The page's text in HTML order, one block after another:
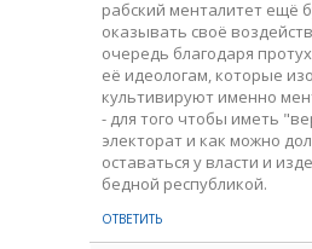
рабский менталитет ещё
оказывать своё
очередь благодаря
её идеологам, которые
культивируют именно
- для того чтобы иметь
электорат и как можно
оставаться у власти и
бедной республикой.
ОТВЕТИТЬ